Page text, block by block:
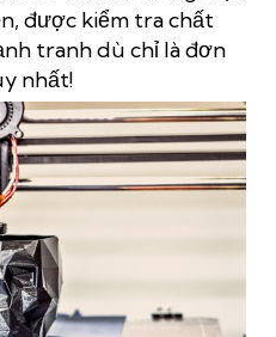
được kiểm tra chất
tranh dù chỉ là đơn
nhất!